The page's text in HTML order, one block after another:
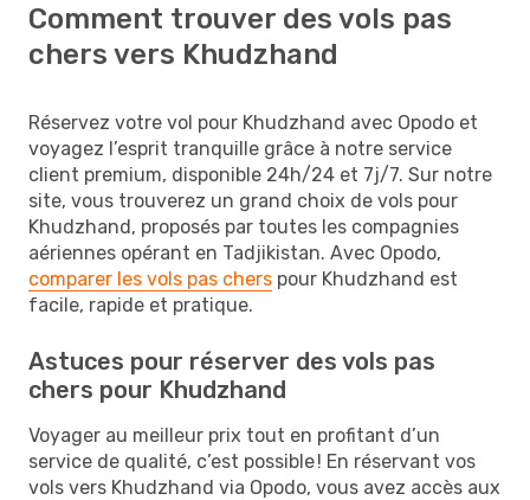
Comment trouver des vols pas
chers vers Khudzhand
Réservez votre vol pour Khudzhand avec Opodo et
voyagez l’esprit tranquille grâce à notre service
client premium, disponible 24h/24 et 7j/7. Sur notre
site, vous trouverez un grand choix de vols pour
Khudzhand, proposés par toutes les compagnies
aériennes opérant en Tadjikistan. Avec Opodo,
comparer les vols pas chers pour Khudzhand est
facile, rapide et pratique.
Astuces pour réserver des vols pas
chers pour Khudzhand
Voyager au meilleur prix tout en profitant d’un
service de qualité, c’est possible ! En réservant vos
vols vers Khudzhand via Opodo, vous avez accès aux